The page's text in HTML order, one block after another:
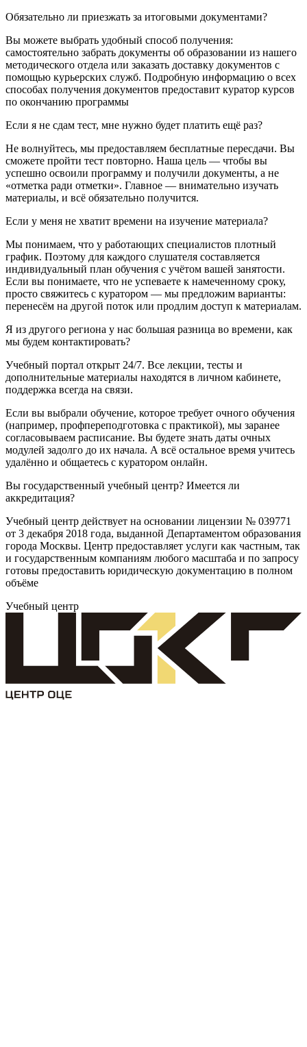
Обязательно ли приезжать за итоговыми документами?
Вы можете выбрать удобный способ получения:
самостоятельно забрать документы об образовании из нашего
методического отдела или заказать доставку документов с
помощью курьерских служб. Подробную информацию о всех
способах получения документов предоставит куратор курсов
по окончанию программы
Если я не сдам тест, мне нужно будет платить ещё раз?
Не волнуйтесь, мы предоставляем бесплатные пересдачи. Вы
сможете пройти тест повторно. Наша цель — чтобы вы
успешно освоили программу и получили документы, а не
«отметка ради отметки». Главное — внимательно изучать
материалы, и всё обязательно получится.
Если у меня не хватит времени на изучение материала?
Мы понимаем, что у работающих специалистов плотный
график. Поэтому для каждого слушателя составляется
индивидуальный план обучения с учётом вашей занятости.
Если вы понимаете, что не успеваете к намеченному сроку,
просто свяжитесь с куратором — мы предложим варианты:
перенесём на другой поток или продлим доступ к материалам.
Я из другого региона у нас большая разница во времени, как
мы будем контактировать?
Учебный портал открыт 24/7. Все лекции, тесты и
дополнительные материалы находятся в личном кабинете,
поддержка всегда на связи.
Если вы выбрали обучение, которое требует очного обучения
(например, профпереподготовка с практикой), мы заранее
согласовываем расписание. Вы будете знать даты очных
модулей задолго до их начала. А всё остальное время учитесь
удалённо и общаетесь с куратором онлайн.
Вы государственный учебный центр? Имеется ли
аккредитация?
Учебный центр действует на основании лицензии № 039771
от 3 декабря 2018 года, выданной Департаментом образования
города Москвы. Центр предоставляет услуги как частным, так
и государственным компаниям любого масштаба и по запросу
готовы предоставить юридическую документацию в полном
объёме
Учебный центр